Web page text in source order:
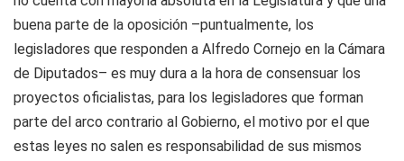
buena parte de la oposición –puntualmente, los
legisladores que responden a Alfredo Cornejo en la Cámara
de Diputados– es muy dura a la hora de consensuar los
proyectos oficialistas, para los legisladores que forman
parte del arco contrario al Gobierno, el motivo por el que
estas leyes no salen es responsabilidad de sus mismos